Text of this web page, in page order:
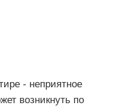
- неприятное
возникнуть по